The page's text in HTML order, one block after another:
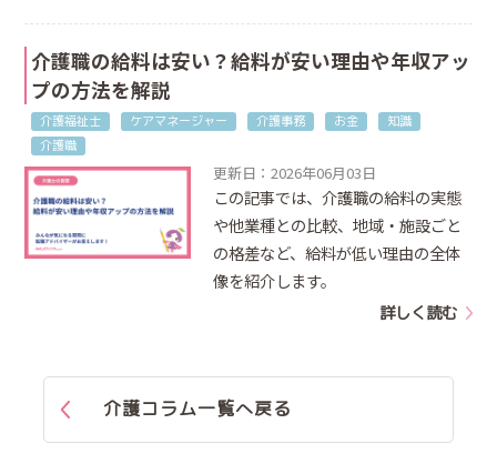
介護職の給料は安い？給料が安い理由や年収アッ
プの方法を解説
介護福祉士 ケアマネージャー 介護事務 お金
知識
介護職
更新日：2026年06月03日
この記事では、介護職の給料の実態
や他業種との比較、地域・施設ごと
の格差など、給料が低い理由の全体
像を紹介します。
詳しく読む
介護コラム一覧へ戻る